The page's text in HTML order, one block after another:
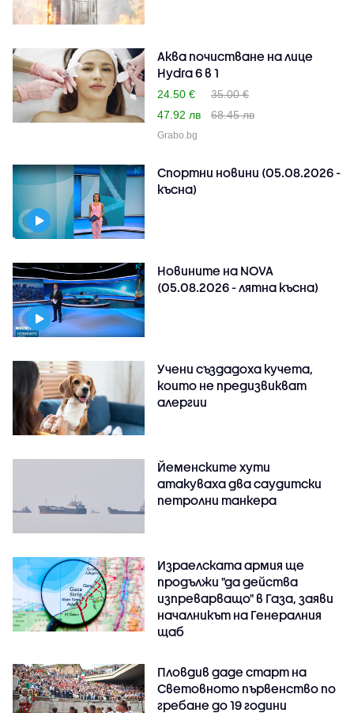
Аква почистване на лице
Hydra 6 в 1
24.50 €
35.00 €
47.92 лв
68.45 лв
Grabo.bg
Спортни новини (05.08.2026 -
късна)
Новините на NOVA
(05.08.2026 - лятна късна)
Учени създадоха кучета,
които не предизвикват
алергии
Йеменските хути
атакуваха два саудитски
петролни танкера
Израелската армия ще
продължи "да действа
изпреварващо" в Газа, заяви
началникът на Генералния
щаб
Пловдив даде старт на
Световното първенство по
гребане до 19 години